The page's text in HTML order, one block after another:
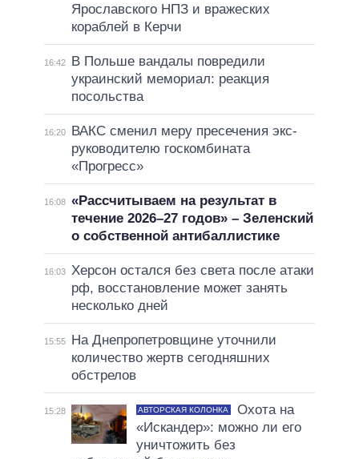
Ярославского НПЗ и вражеских
кораблей в Керчи
16:42
В Польше вандалы повредили
украинский мемориал: реакция
посольства
16:20
ВАКС сменил меру пресечения экс-
руководителю госкомбината
«Прогресс»
16:08 «Рассчитываем на результат в
течение 2026–27 годов» – Зеленский
о собственной антибаллистике
16:03
Херсон остался без света после атаки
рф, восстановление может занять
несколько дней
15:55
На Днепропетровщине уточнили
количество жертв сегодняшних
обстрелов
15:28 АВТОРСКАЯ КОЛОНКА
Охота на
«Искандер»: можно ли его
уничтожить без